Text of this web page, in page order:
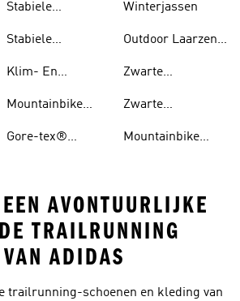
Stabiele
Voor Heren
Stabiele
Voor Dames
Klim- En
Mountainbike
Gore-tex®
Winterjassen
Outdoor Laarzen
Zwarte
Zwarte
Mountainbike
AVONTUURLIJKE
TRAILRUNNING
ADIDAS
trailrunning-schoenen en kleding van